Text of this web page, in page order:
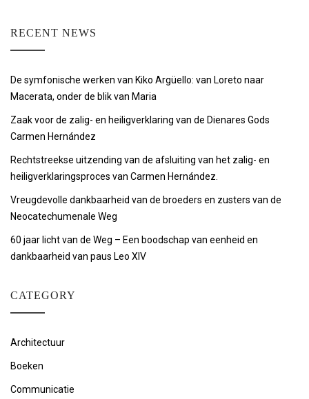
RECENT NEWS
De symfonische werken van Kiko Argüello: van Loreto naar
Macerata, onder de blik van Maria
Zaak voor de zalig- en heiligverklaring van de Dienares Gods
Carmen Hernández
Rechtstreekse uitzending van de afsluiting van het zalig- en
heiligverklaringsproces van Carmen Hernández.
Vreugdevolle dankbaarheid van de broeders en zusters van de
Neocatechumenale Weg
60 jaar licht van de Weg – Een boodschap van eenheid en
dankbaarheid van paus Leo XIV
CATEGORY
Architectuur
Boeken
Communicatie